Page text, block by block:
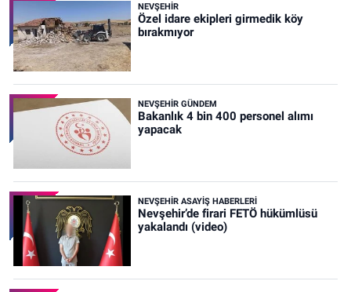
NEVŞEHIR
Özel idare ekipleri girmedik köy
bırakmıyor
NEVŞEHIR GÜNDEM
Bakanlık 4 bin 400 personel alımı
yapacak
NEVŞEHIR ASAYIŞ HABERLERI
Nevşehir’de firari FETÖ hükümlüsü
yakalandı (video)